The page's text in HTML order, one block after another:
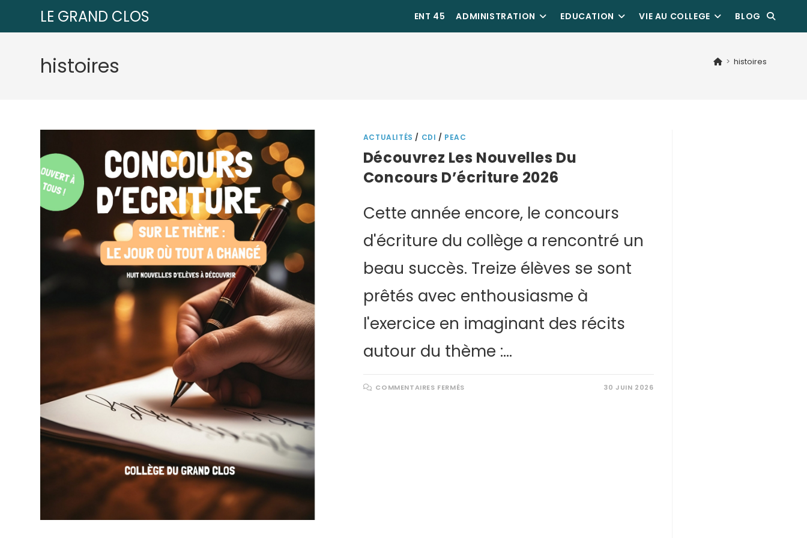
LE GRAND CLOS ENT 45 ADMINISTRATION EDUCATION VIE AU COLLEGE BLOG
histoires > histoires
ACTUALITÉS / CDI / PEAC
Découvrez Les Nouvelles Du
Concours D’écriture 2026
Cette année encore, le concours
d'écriture du collège a rencontré un
beau succès. Treize élèves se sont
prêtés avec enthousiasme à
l'exercice en imaginant des récits
autour du thème :…
COMMENTAIRES FERMÉS 30 JUIN 2026